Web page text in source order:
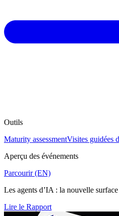
Outils
Maturity assessmentVisites guidées
Aperçu des événements
Parcourir (EN)
Les agents d’IA : la nouvelle surface
Lire le Rapport